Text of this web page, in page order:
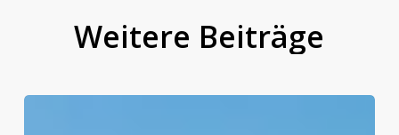
Weitere Beiträge